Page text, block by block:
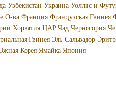
Узбекистан Украина Уоллис и
О-ва Франция Французская Гвинея
Хорватия ЦАР Чад Черногория
Гвинея Эль-Сальвадор
Корея Ямайка Япония